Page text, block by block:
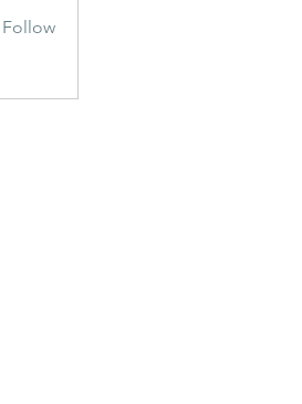
Follow